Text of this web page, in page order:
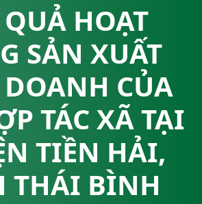
QUẢ HOẠT
SẢN XUẤT
CỦA
TÁC XÃ TẠI
TIỀN HẢI,
THÁI BÌNH